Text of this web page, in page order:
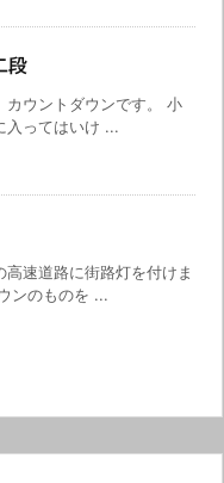
段
カウントダウンです。 小
入ってはいけ ...
速道路に街路灯を付けま
ンのものを ...